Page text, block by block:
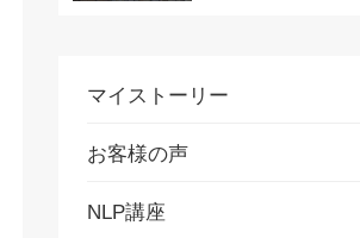
マイストーリー
お客様の声
NLP講座